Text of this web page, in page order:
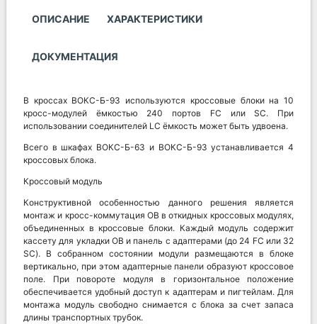
ОПИСАНИЕ ХАРАКТЕРИСТИКИ
ДОКУМЕНТАЦИЯ
В кроссах ВОКС-Б-93 используются кроссовые блоки на 10
кросс-модулей ёмкостью 240 портов FC или SC. При
использовании соединителей LC ёмкость может быть удвоена.
Всего в шкафах ВОКС-Б-63 и ВОКС-Б-93 устанавливается 4
кроссовых блока.
Кроссовый модуль
Конструктивной особенностью данного решения является
монтаж и кросс-коммутация ОВ в откидных кроссовых модулях,
объединенных в кроссовые блоки. Каждый модуль содержит
кассету для укладки ОВ и панель с адаптерами (до 24 FC или 32
SC). В собранном состоянии модули размещаются в блоке
вертикально, при этом адаптерные панели образуют кроссовое
поле. При повороте модуля в горизонтальное положение
обеспечивается удобный доступ к адаптерам и пигтейлам. Для
монтажа модуль свободно снимается с блока за счет запаса
длины транспортных трубок.